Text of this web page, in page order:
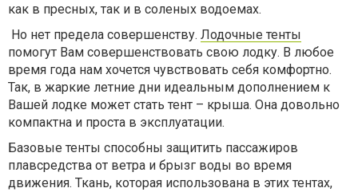
как в пресных, так и в соленых водоемах.
Но нет предела совершенству. Лодочные тенты
помогут Вам совершенствовать свою лодку. В любое
время года нам хочется чувствовать себя комфортно.
Так, в жаркие летние дни идеальным дополнением к
Вашей лодке может стать тент – крыша. Она довольно
компактна и проста в эксплуатации.
Базовые тенты способны защитить пассажиров
плавсредства от ветра и брызг воды во время
движения. Ткань, которая использована в этих тентах,